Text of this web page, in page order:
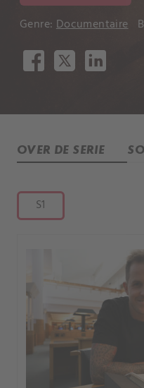
Genre: Documentaire
OVER DE SERIE
S1